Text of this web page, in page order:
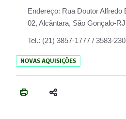
Endereço: Rua Doutor Alfredo
02, Alcântara, São Gonçalo-RJ
Tel.: (21) 3857-1777 / 3583-
NOVAS AQUISIÇÕES